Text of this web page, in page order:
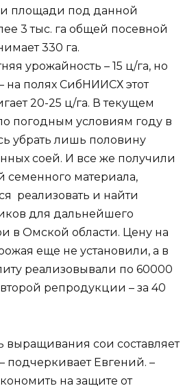
площади под данной
3 тыс. га общей посевной
330 га.
урожайность – 15 ц/га, но
на полях СибНИИСХ этот
20-25 ц/га. В текущем
погодным условиям году в
убрать лишь половину
соей. И все же получили
семенного материала,
реализовать и найти
для дальнейшего
в Омской области. Цену на
еще не установили, а в
реализовывали по 60000
репродукции – за 40
выращивания сои составляет
подчеркивает Евгений. –
на защите от